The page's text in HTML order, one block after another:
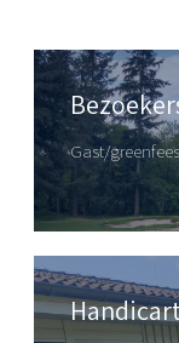
Gast/